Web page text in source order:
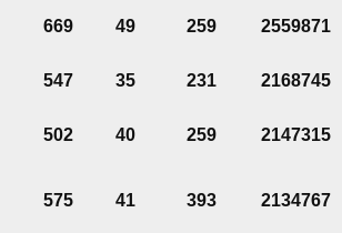
669 49 259 2559871
547 35 231 2168745
502 40 259 2147315
575 41 393 2134767